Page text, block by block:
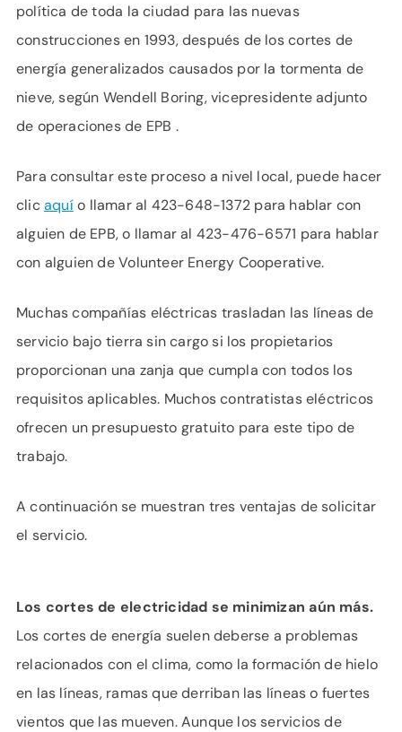
política de toda la ciudad para las nuevas
construcciones en 1993, después de los cortes de
energía generalizados causados ​​por la tormenta de
nieve, según Wendell Boring, vicepresidente adjunto
de operaciones de EPB .
Para consultar este proceso a nivel local, puede hacer
clicaquío llamar al 423-648-1372 para hablar con
alguien de EPB, o llamar al 423-476-6571 para hablar
con alguien de Volunteer Energy Cooperative.
Muchas compañías eléctricas trasladan las líneas de
servicio bajo tierra sin cargo si los propietarios
proporcionan una zanja que cumpla con todos los
requisitos aplicables. Muchos contratistas eléctricos
ofrecen un presupuesto gratuito para este tipo de
trabajo.
A continuación se muestran tres ventajas de solicitar
el servicio.
Los cortes de electricidad se minimizan aún más.
Los cortes de energía suelen deberse a problemas
relacionados con el clima, como la formación de hielo
en las líneas, ramas que derriban las líneas o fuertes
vientos que las mueven. Aunque los servicios de